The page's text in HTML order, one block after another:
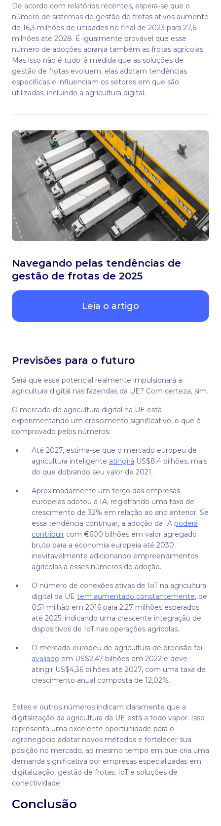
De acordo com relatórios recentes, espera-se que o
número de sistemas de gestão de frotas ativos aumente
de 16,3 milhões de unidades no final de 2023 para 27,6
milhões até 2028. É igualmente provável que esse
número de adoções abranja também as frotas agrícolas.
Mas isso não é tudo: à medida que as soluções de
gestão de frotas evoluem, elas adotam tendências
específicas e influenciam os setores em que são
utilizadas, incluindo a agricultura digital.
Navegando pelas tendências de
gestão de frotas de 2025
Leia o artigo
Previsões para o futuro
Será que esse potencial realmente impulsionará a
agricultura digital nas fazendas da UE? Com certeza, sim.
O mercado de agricultura digital na UE está
experimentando um crescimento significativo, o que é
comprovado pelos números:
Até 2027, estima-se que o mercado europeu de
agricultura inteligente atingirá US$8,4 bilhões, mais
do que dobrando seu valor de 2021.
Aproximadamente um terço das empresas
europeias adotou a IA, registrando uma taxa de
crescimento de 32% em relação ao ano anterior. Se
essa tendência continuar, a adoção da IA poderá
contribuir com €600 bilhões em valor agregado
bruto para a economia europeia até 2030,
inevitavelmente adicionando empreendimentos
agrícolas a esses números de adoção.
O número de conexões ativas de IoT na agricultura
digital da UE tem aumentado constantemente, de
0,51 milhão em 2016 para 2,27 milhões esperados
até 2025, indicando uma crescente integração de
dispositivos de IoT nas operações agrícolas.
O mercado europeu de agricultura de precisão foi
avaliado em US$2,47 bilhões em 2022 e deve
atingir US$4,36 bilhões até 2027, com uma taxa de
crescimento anual composta de 12,02%.
Estes e outros números indicam claramente que a
digitalização da agricultura da UE está a todo vapor. Isso
representa uma excelente oportunidade para o
agronegócio adotar novos métodos e fortalecer sua
posição no mercado, ao mesmo tempo em que cria uma
demanda significativa por empresas especializadas em
digitalização, gestão de frotas, IoT e soluções de
conectividade.
Conclusão